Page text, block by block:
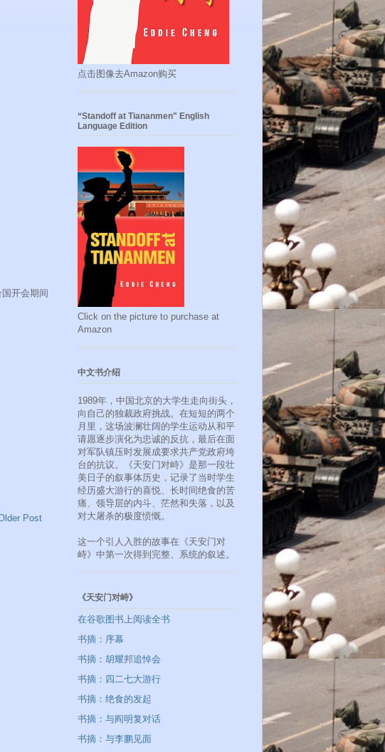
开会期间
Post
点击图像去Amazon购买
“Standoff at Tiananmen" English
Language Edition
Click on the picture to purchase at
Amazon
中文书介绍
1989年，中国北京的大学生走向街头，
向自己的独裁政府挑战。在短短的两个
月里，这场波澜壮阔的学生运动从和平
请愿逐步演化为忠诚的反抗，最后在面
对军队镇压时发展成要求共产党政府垮
台的抗议。《天安门对峙》是那一段壮
美日子的叙事体历史，记录了当时学生
经历盛大游行的喜悦、长时间绝食的苦
痛、领导层的内斗、茫然和失落，以及
对大屠杀的极度愤慨。
这一个引人入胜的故事在《天安门对
峙》中第一次得到完整、系统的叙述。
《天安门对峙》
在谷歌图书上阅读全书
书摘：序幕
书摘：胡耀邦追悼会
书摘：四二七大游行
书摘：绝食的发起
书摘：与阎明复对话
书摘：与李鹏见面